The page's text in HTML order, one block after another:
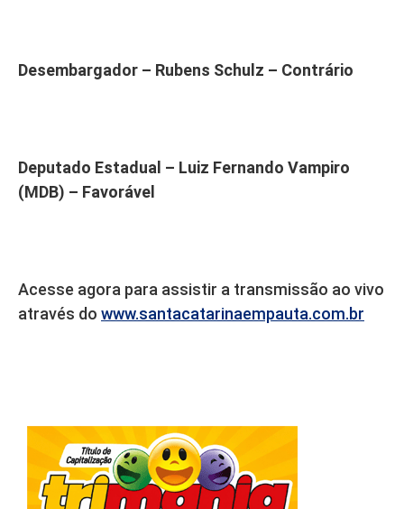
Desembargador – Rubens Schulz – Contrário
Deputado Estadual – Luiz Fernando Vampiro
(MDB) – Favorável
Acesse agora para assistir a transmissão ao vivo
através do www.santacatarinaempauta.com.br